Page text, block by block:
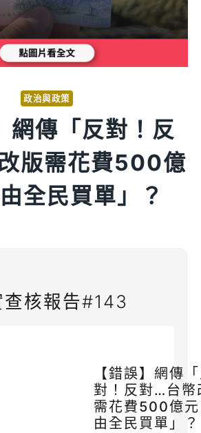
政治與政策
網傳「反對！反
版需花費500億
全民買單」？
查核報告#143
【錯誤】網傳
對！反對…台幣
需花費500億
由全民買單」？